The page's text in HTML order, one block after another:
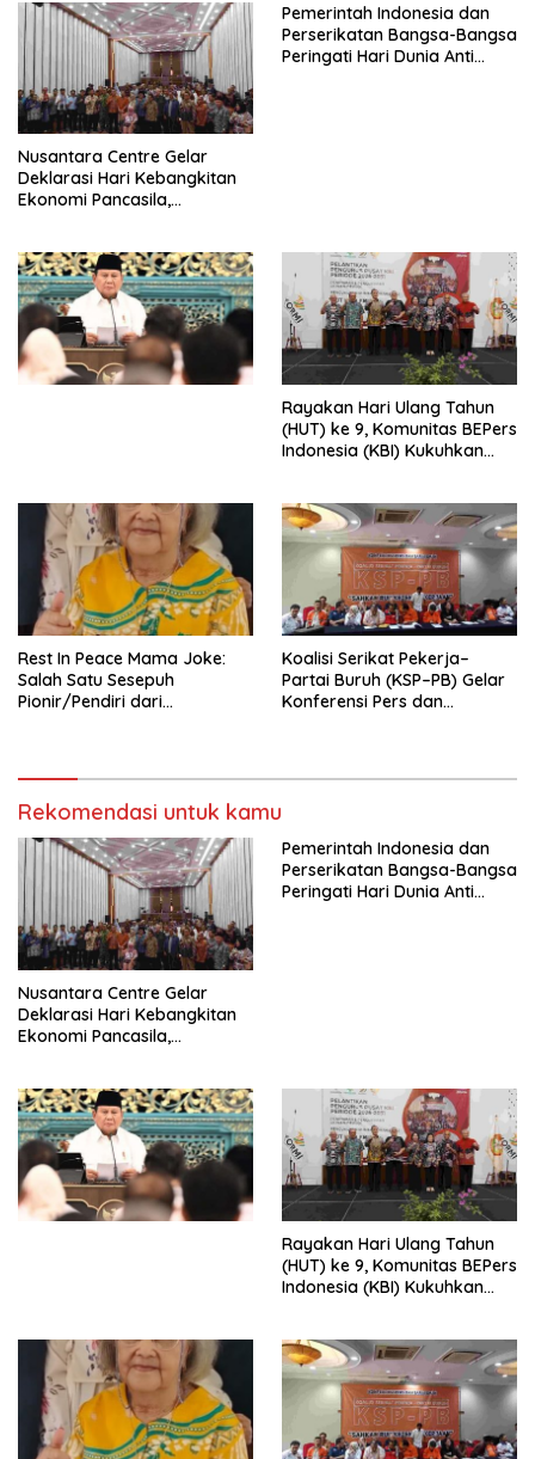
Nusantara Centre Gelar
Deklarasi Hari Kebangkitan
Ekonomi Pancasila,
Penjajahan (Pergolakan
Ekonomi Politik Indonesia) &
Simposium Nasional “Urgensi
Undang-Undang
Perekonomian Nasional dan
Kesejahteraan Sosial dalam
Pemerintah Indonesia dan
Perserikatan Bangsa-Bangsa
Peringati Hari Dunia Anti
Rayakan Hari Ulang Tahun
(HUT) ke 9, Komunitas BEPers
Indonesia (KBI) Kukuhkan
Tema: “Penguatan dan
Pengembangan Organisasi
KBI yang Berbasis Riset di
seluruh Indonesia dan
Mancanegara”.
Rest In Peace Mama Joke:
Salah Satu Sesepuh
Pionir/Pendiri dari
Kasih Allah.
Koalisi Serikat Pekerja–
Partai Buruh (KSP–PB) Gelar
Konferensi Pers dan
RUU Ketenagakerjaan Baru.
Rekomendasi untuk kamu
Nusantara Centre Gelar
Deklarasi Hari Kebangkitan
Ekonomi Pancasila,
Penjajahan (Pergolakan
Ekonomi Politik Indonesia) &
Simposium Nasional “Urgensi
Undang-Undang
Perekonomian Nasional dan
Kesejahteraan Sosial dalam
Pemerintah Indonesia dan
Perserikatan Bangsa-Bangsa
Peringati Hari Dunia Anti
Rayakan Hari Ulang Tahun
(HUT) ke 9, Komunitas BEPers
Indonesia (KBI) Kukuhkan
Tema: “Penguatan dan
Pengembangan Organisasi
KBI yang Berbasis Riset di
seluruh Indonesia dan
Mancanegara”.